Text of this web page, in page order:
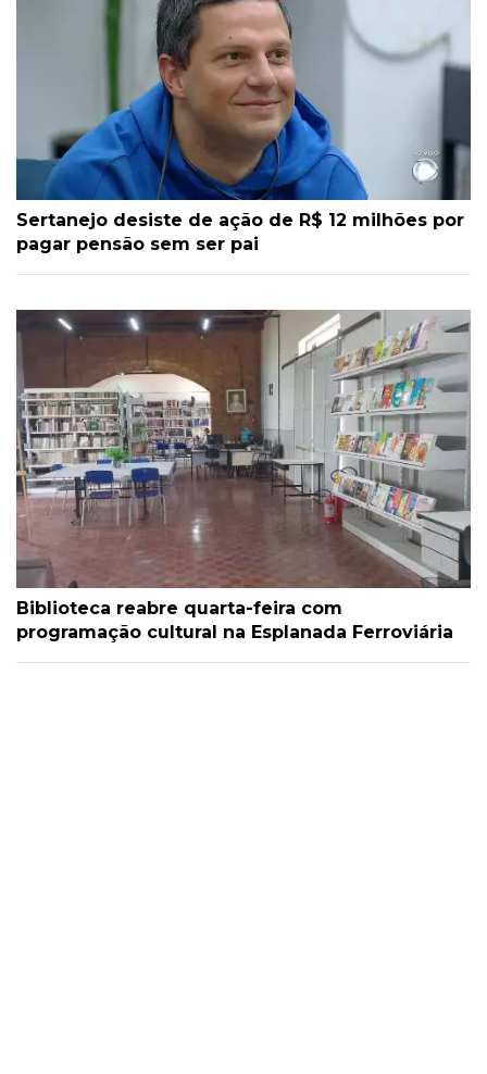
Sertanejo desiste de ação de R$ 12 milhões por
pagar pensão sem ser pai
Biblioteca reabre quarta-feira com
programação cultural na Esplanada Ferroviária